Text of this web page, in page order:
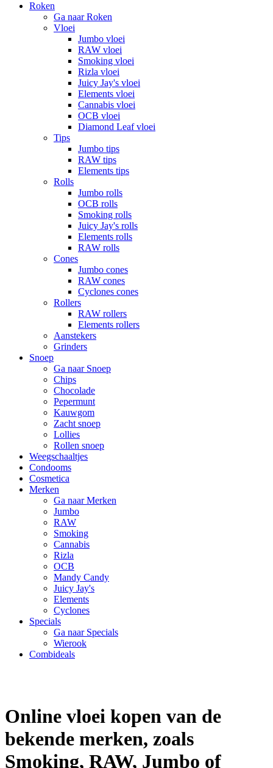
Roken
Ga naar Roken
Vloei
Jumbo vloei
RAW vloei
Smoking vloei
Rizla vloei
Juicy Jay's vloei
Elements vloei
Cannabis vloei
OCB vloei
Diamond Leaf vloei
Tips
Jumbo tips
RAW tips
Elements tips
Rolls
Jumbo rolls
OCB rolls
Smoking rolls
Juicy Jay's rolls
Elements rolls
RAW rolls
Cones
Jumbo cones
RAW cones
Cyclones cones
Rollers
RAW rollers
Elements rollers
Aanstekers
Grinders
Snoep
Ga naar Snoep
Chips
Chocolade
Pepermunt
Kauwgom
Zacht snoep
Lollies
Rollen snoep
Weegschaaltjes
Condooms
Cosmetica
Merken
Ga naar Merken
Jumbo
RAW
Smoking
Cannabis
Rizla
OCB
Mandy Candy
Juicy Jay's
Elements
Cyclones
Specials
Ga naar Specials
Wierook
Combideals
Online vloei kopen van de
bekende merken, zoals
Smoking, RAW, Jumbo of